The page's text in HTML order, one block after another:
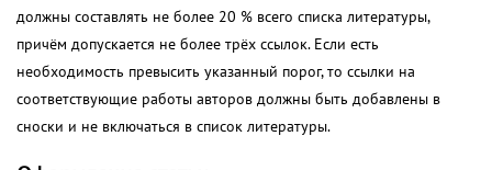
должны составлять не более 20 % всего списка литературы,
причём допускается не более трёх ссылок. Если есть
необходимость превысить указанный порог, то ссылки на
соответствующие работы авторов должны быть добавлены в
сноски и не включаться в список литературы.